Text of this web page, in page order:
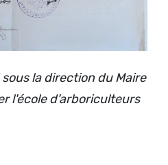
la direction du Maire
l'école d'arboriculteurs